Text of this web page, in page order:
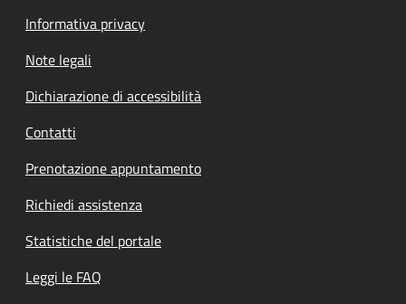
Informativa privacy
Note legali
Dichiarazione di accessibilità
Contatti
Prenotazione appuntamento
Richiedi assistenza
Statistiche del portale
Leggi le FAQ